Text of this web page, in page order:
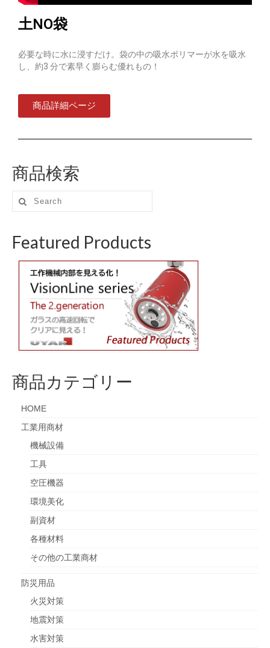
土NO袋
必要な時に水に浸すだけ。袋の中の吸水ポリマーが水を吸水
し、約3 分で素早く膨らむ優れもの！
商品詳細ページ
商品検索
Featured Products
商品カテゴリー
HOME
工業用商材
機械設備
工具
空圧機器
環境美化
副資材
各種材料
その他の工業商材
防災用品
火災対策
地震対策
水害対策